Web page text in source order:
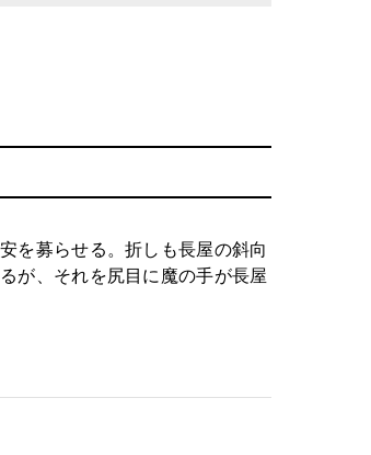
を募らせる。折しも長屋の斜向
が、それを尻目に魔の手が長屋